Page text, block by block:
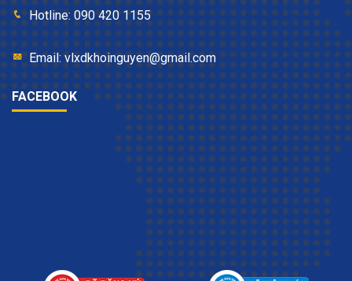
Hotline: 090 420 1155
Email: vlxdkhoinguyen@gmail.com
FACEBOOK